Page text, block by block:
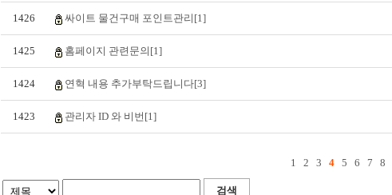
1426 싸이트 물건구매 포인트관리[1]
1425 홈페이지 관련문의[1]
1424 연혁 내용 추가부탁드립니다[3]
1423 관리자 ID 와 비번[1]
1 2 3 4 5 6 7 8